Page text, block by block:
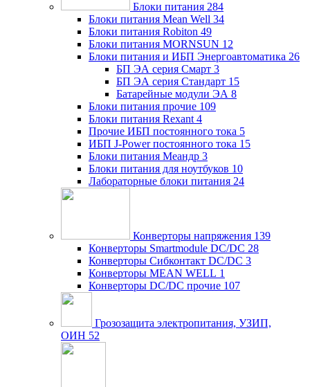
Блоки питания 284
Блоки питания Mean Well 34
Блоки питания Robiton 49
Блоки питания MORNSUN 12
Блоки питания и ИБП Энергоавтоматика 26
БП ЭА серия Смарт 3
БП ЭА серия Стандарт 15
Батарейные модули ЭА 8
Блоки питания прочие 109
Блоки питания Rexant 4
Прочие ИБП постоянного тока 5
ИБП J-Power постоянного тока 15
Блоки питания Меандр 3
Блоки питания для ноутбуков 10
Лабораторные блоки питания 24
Конверторы напряжения 139
Конверторы Smartmodule DC/DC 28
Конверторы Сибконтакт DC/DC 3
Конверторы MEAN WELL 1
Конверторы DC/DC прочие 107
Грозозащита электропитания, УЗИП,
ОИН 52